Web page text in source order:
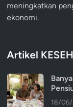
meningkatkan
ekonomi.
Artikel
18/